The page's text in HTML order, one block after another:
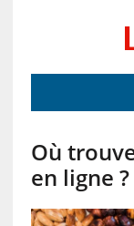
Où
en ligne ?